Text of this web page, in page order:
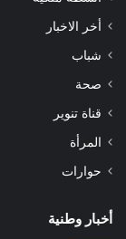
أخر الاخبار
شباب
صحة
قناة تنوير
المرأة
حوارات
أخبار وطنية